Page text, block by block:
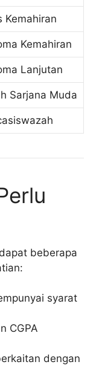
Kemahiran
Kemahiran
Lanjutan
Sarjana Muda
beberapa
syarat
CGPA
dengan